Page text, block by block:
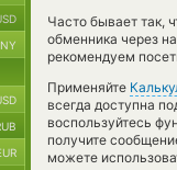
Часто бывает так,
обменника через
рекомендуем
Применяйте
всегда доступна
воспользуйтесь
получите
можете